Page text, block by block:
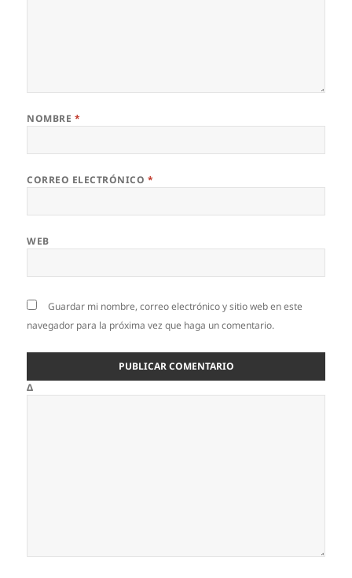
NOMBRE *
CORREO ELECTRÓNICO *
WEB
Guardar mi nombre, correo electrónico y sitio web en este
navegador para la próxima vez que haga un comentario.
Δ